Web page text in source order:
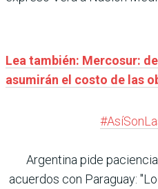
Lea también: Mercosur:
asumirán el costo de las
Argentina pide
acuerdos con Paraguay: